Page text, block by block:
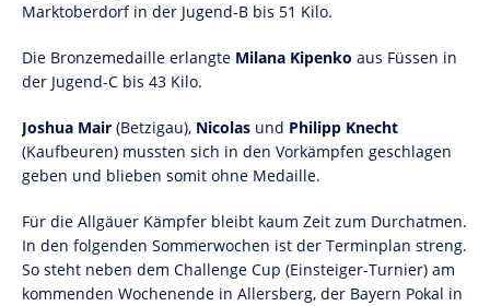
Marktoberdorf in der Jugend-B bis 51 Kilo.
Die Bronzemedaille erlangte Milana Kipenko aus Füssen in
der Jugend-C bis 43 Kilo.
Joshua Mair (Betzigau), Nicolas und Philipp Knecht
(Kaufbeuren) mussten sich in den Vorkämpfen geschlagen
geben und blieben somit ohne Medaille.
Für die Allgäuer Kämpfer bleibt kaum Zeit zum Durchatmen.
In den folgenden Sommerwochen ist der Terminplan streng.
So steht neben dem Challenge Cup (Einsteiger-Turnier) am
kommenden Wochenende in Allersberg, der Bayern Pokal in